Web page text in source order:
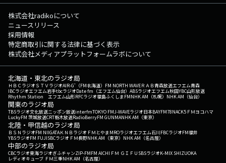
株式会社radikoについて
ニュースリリース
採用情報
特定商取引に関する法律に基づく表示
株式会社メディアプラットフォームラボについて
北海道・東北のラジオ局
ＨＢＣラジオＳＴＶラジオAIR-G'（FM北海道） FM NORTH WAVEＲＡＢ青森放送エフエム青森
IBCラジオエフエム岩手tbcラジオDate fm（エフエム仙台） ABSラジオエフエム秋田YBC山形放送
Rhythm Station エフエム山形RFCラジオ福島ふくしまFMNHK AM（札幌） NHK AM（仙台）
関東のラジオ局
TBSラジオ文化放送ニッポン放送interfmTOKYO FMJ-WAVEラジオ日本BAYFM78NACK5 ＦＭヨコハマ
LuckyFM 茨城放送CRT栃木放送RadioBerryFM GUNMANHK AM（東京）
北陸・甲信越のラジオ局
ＢＳＮラジオFM NIIGATAＫＮＢラジオ ＦＭとやまMROラジオエフエム石川FBCラジオFM福井
YBSラジオFM FUJISBCラジオ ＦＭ長野NHK AM（東京） NHK AM（名古屋）
中部のラジオ局
CBCラジオ東海ラジオぎふチャンZIP-FMFM AICHI ＦＭ ＧＩＦＵ SBSラジオK-MIX SHIZUOKA
レディオキューブ ＦＭ三重NHK AM（名古屋）